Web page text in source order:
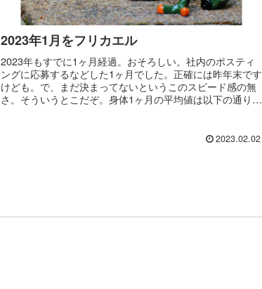
2023年1月をフリカエル
2023年もすでに1ヶ月経過。おそろしい。社内のポスティ
ングに応募するなどした1ヶ月でした。正確には昨年末です
けども。で、まだ決まってないというこのスピード感の無
さ。そういうとこだぞ。身体1ヶ月の平均値は以下の通り:
2023.02.02